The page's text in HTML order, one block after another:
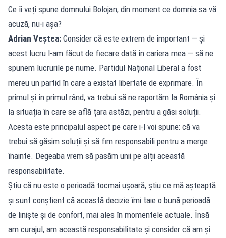
Ce îi veți spune domnului Bolojan, din moment ce domnia sa vă
acuză, nu-i așa?
Adrian Veștea: Consider că este extrem de important — și
acest lucru l-am făcut de fiecare dată în cariera mea — să ne
spunem lucrurile pe nume. Partidul Național Liberal a fost
mereu un partid în care a existat libertate de exprimare. În
primul și în primul rând, va trebui să ne raportăm la România și
la situația în care se află țara astăzi, pentru a găsi soluții.
Acesta este principalul aspect pe care i-l voi spune: că va
trebui să găsim soluții și să fim responsabili pentru a merge
înainte. Degeaba vrem să pasăm unii pe alții această
responsabilitate.
Știu că nu este o perioadă tocmai ușoară, știu ce mă așteaptă
și sunt conștient că această decizie îmi taie o bună perioadă
de liniște și de confort, mai ales în momentele actuale. Însă
am curajul, am această responsabilitate și consider că am și